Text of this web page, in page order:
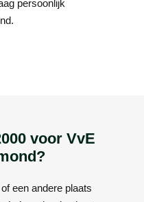
persoonlijk
voor VvE
een andere plaats